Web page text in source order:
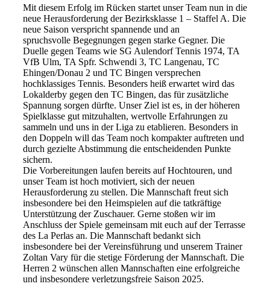
Mit diesem Erfolg im Rücken startet unser Team nun in die
neue Herausforderung der Bezirksklasse 1 – Staffel A. Die
neue Saison verspricht spannende und an
spruchsvolle Begegnungen gegen starke Gegner. Die
Duelle gegen Teams wie SG Aulendorf Tennis 1974, TA
VfB Ulm, TA Spfr. Schwendi 3, TC Langenau, TC
Ehingen/Donau 2 und TC Bingen versprechen
hochklassiges Tennis. Besonders heiß erwartet wird das
Lokalderby gegen den TC Bingen, das für zusätzliche
Spannung sorgen dürfte. Unser Ziel ist es, in der höheren
Spielklasse gut mitzuhalten, wertvolle Erfahrungen zu
sammeln und uns in der Liga zu etablieren. Besonders in
den Doppeln will das Team noch kompakter auftreten und
durch gezielte Abstimmung die entscheidenden Punkte
sichern.
Die Vorbereitungen laufen bereits auf Hochtouren, und
unser Team ist hoch motiviert, sich der neuen
Herausforderung zu stellen. Die Mannschaft freut sich
insbesondere bei den Heimspielen auf die tatkräftige
Unterstützung der Zuschauer. Gerne stoßen wir im
Anschluss der Spiele gemeinsam mit euch auf der Terrasse
des La Perlas an. Die Mannschaft bedankt sich
insbesondere bei der Vereinsführung und unserem Trainer
Zoltan Vary für die stetige Förderung der Mannschaft. Die
Herren 2 wünschen allen Mannschaften eine erfolgreiche
und insbesondere verletzungsfreie Saison 2025.